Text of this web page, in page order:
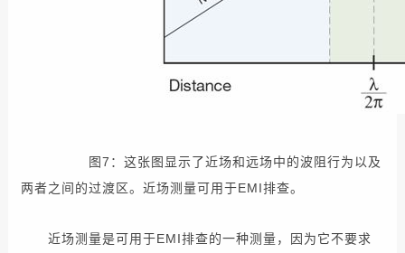
图7：这张图显示了近场和远场中的波阻行为以及
两者之间的过渡区。近场测量可用于EMI排查。
近场测量是可用于EMI排查的一种测量，因为它不要求